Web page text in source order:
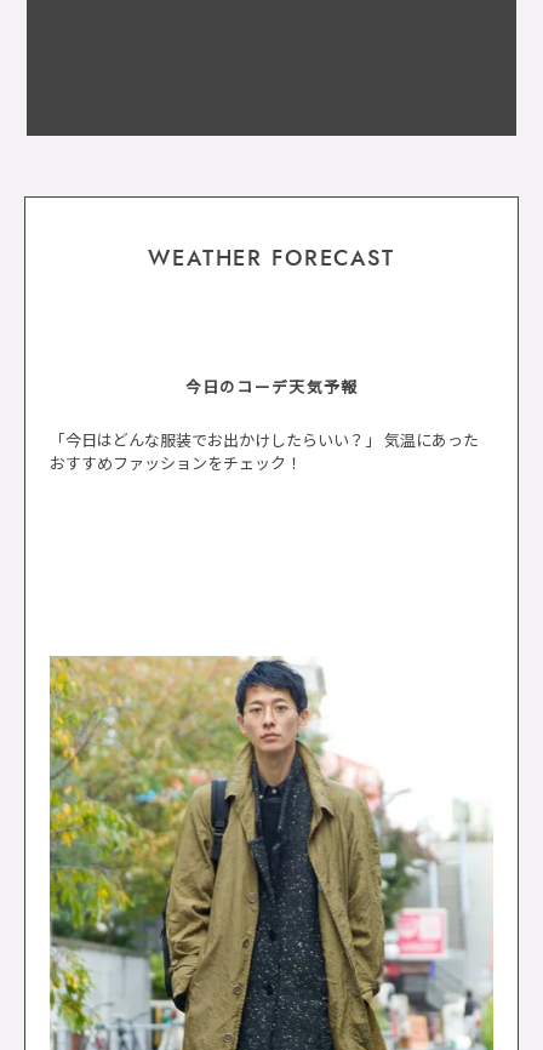
WEATHER FORECAST
今日のコーデ天気予報
「今日はどんな服装でお出かけしたらいい？」 気温にあった
おすすめファッションをチェック！